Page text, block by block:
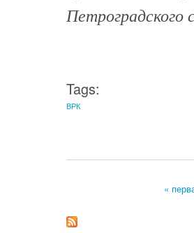
Tags:
ВРК
«